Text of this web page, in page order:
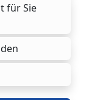
für Sie